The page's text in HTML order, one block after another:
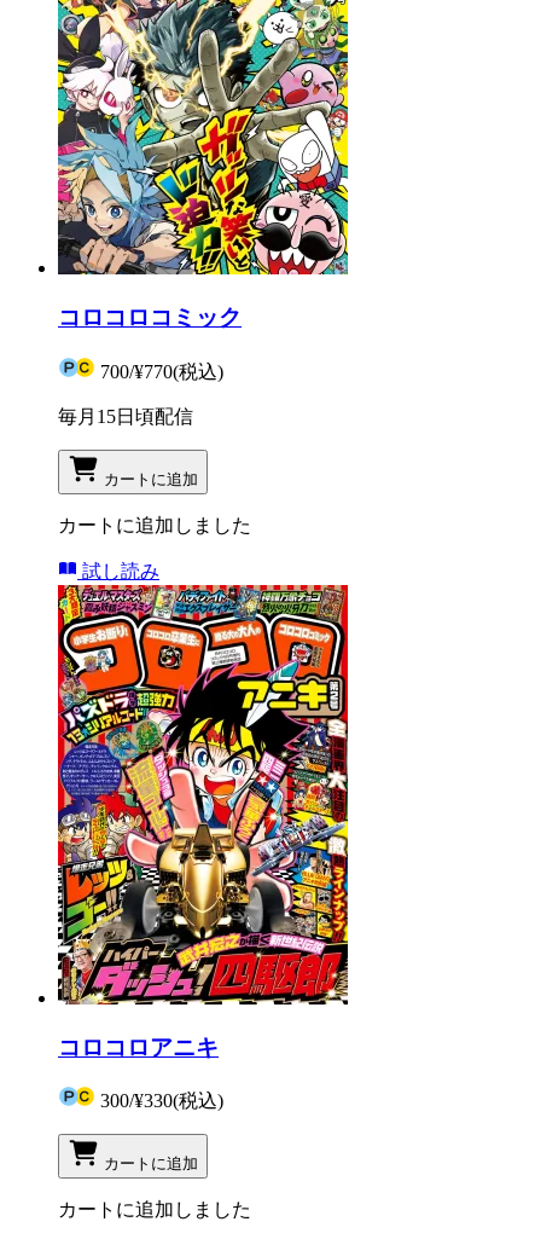
コロコロコミック
700/¥770(税込)
毎月15日頃配信
カートに追加
カートに追加しました
試し読み
コロコロアニキ
300/¥330(税込)
カートに追加
カートに追加しました